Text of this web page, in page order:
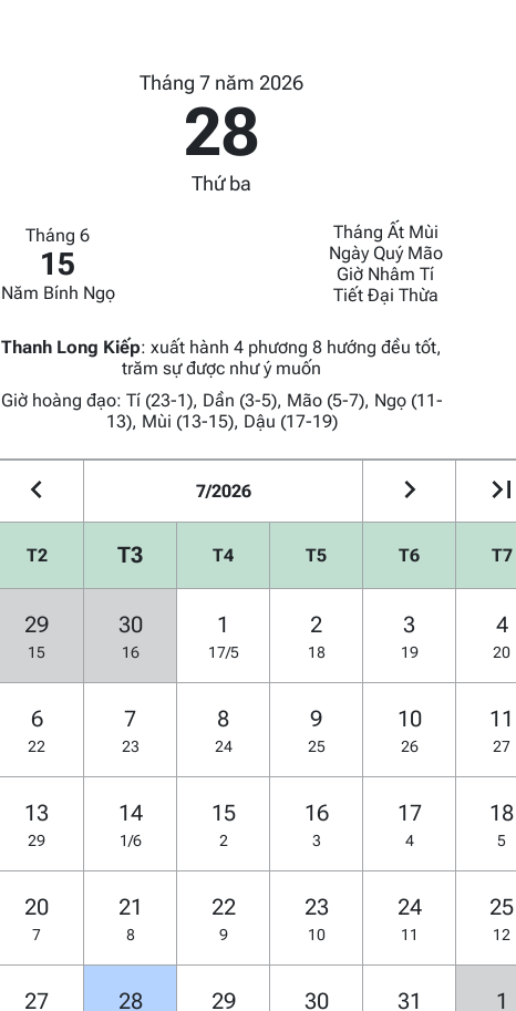
Tháng 7 năm 2026
28
Thứ ba
Tháng 6
15
Năm Bính Ngọ
Tháng Ất Mùi
Ngày Quý Mão
Giờ Nhâm Tí
Tiết Đại Thừa
Thanh Long Kiếp: xuất hành 4 phương 8 hướng đều tốt,
trăm sự được như ý muốn
Giờ hoàng đạo: Tí (23-1), Dần (3-5), Mão (5-7), Ngọ (11-
13), Mùi (13-15), Dậu (17-19)
7/2026
T2 T3 T4 T5 T6 T7
29
15
30
16
1
17/5
2
18
3
19
4
20
6
22
7
23
8
24
9
25
10
26
11
27
13
29
14
1/6
15
2
16
3
17
4
18
5
20
7
21
8
22
9
23
10
24
11
25
12
27 28 29 30 31 1